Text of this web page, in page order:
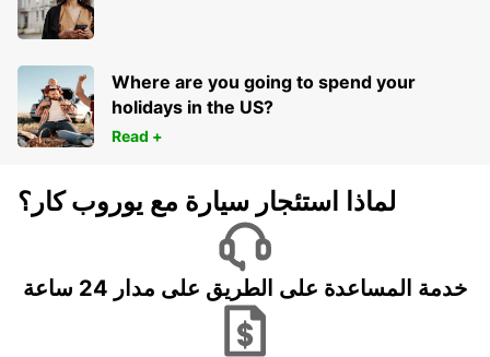
Where are you going to spend your
holidays in the US?
Read +
لماذا استئجار سيارة مع يوروب كار؟
خدمة المساعدة على الطريق على مدار 24 ساعة